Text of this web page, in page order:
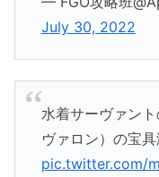
July 30, 2022
水着サーヴァン
ヴァロン）の宝具
pic.twitter.com/